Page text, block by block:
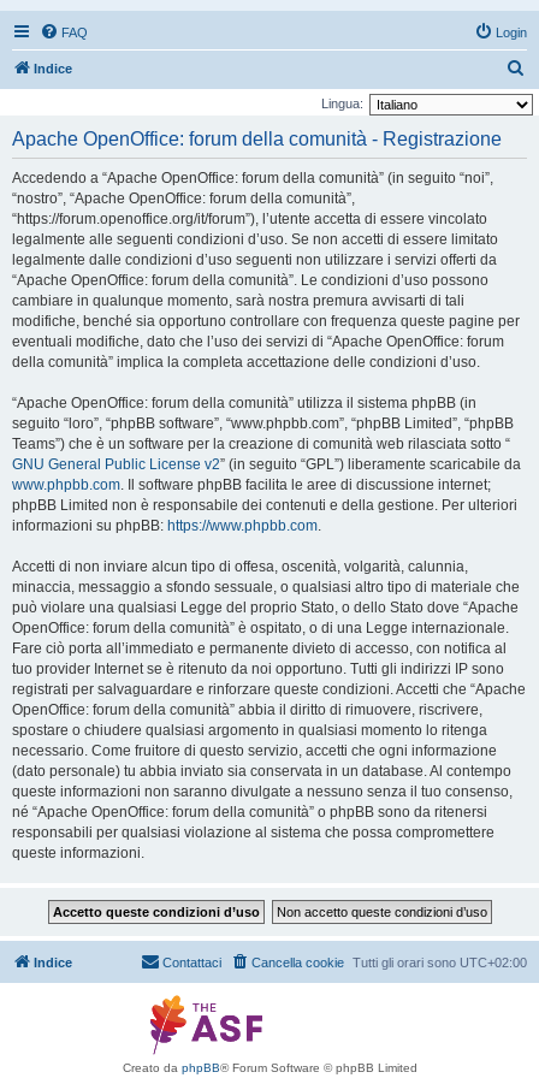
FAQ Login
Indice
e
Lingua:
Apache OpenOffice: forum della comunità - Registrazione
Accedendo a “Apache OpenOffice: forum della comunità” (in seguito “noi”,
“nostro”, “Apache OpenOffice: forum della comunità”,
“https://forum.openoffice.org/it/forum”), l’utente accetta di essere vincolato
legalmente alle seguenti condizioni d’uso. Se non accetti di essere limitato
legalmente dalle condizioni d’uso seguenti non utilizzare i servizi offerti da
“Apache OpenOffice: forum della comunità”. Le condizioni d’uso possono
cambiare in qualunque momento, sarà nostra premura avvisarti di tali
modifiche, benché sia opportuno controllare con frequenza queste pagine per
eventuali modifiche, dato che l’uso dei servizi di “Apache OpenOffice: forum
della comunità” implica la completa accettazione delle condizioni d’uso.
“Apache OpenOffice: forum della comunità” utilizza il sistema phpBB (in
seguito “loro”, “phpBB software”, “www.phpbb.com”, “phpBB Limited”, “phpBB
Teams”) che è un software per la creazione di comunità web rilasciata sotto “
GNU General Public License v2” (in seguito “GPL”) liberamente scaricabile da
www.phpbb.com. Il software phpBB facilita le aree di discussione internet;
phpBB Limited non è responsabile dei contenuti e della gestione. Per ulteriori
informazioni su phpBB: https://www.phpbb.com.
Accetti di non inviare alcun tipo di offesa, oscenità, volgarità, calunnia,
minaccia, messaggio a sfondo sessuale, o qualsiasi altro tipo di materiale che
può violare una qualsiasi Legge del proprio Stato, o dello Stato dove “Apache
OpenOffice: forum della comunità” è ospitato, o di una Legge internazionale.
Fare ciò porta all’immediato e permanente divieto di accesso, con notifica al
tuo provider Internet se è ritenuto da noi opportuno. Tutti gli indirizzi IP sono
registrati per salvaguardare e rinforzare queste condizioni. Accetti che “Apache
OpenOffice: forum della comunità” abbia il diritto di rimuovere, riscrivere,
spostare o chiudere qualsiasi argomento in qualsiasi momento lo ritenga
necessario. Come fruitore di questo servizio, accetti che ogni informazione
(dato personale) tu abbia inviato sia conservata in un database. Al contempo
queste informazioni non saranno divulgate a nessuno senza il tuo consenso,
né “Apache OpenOffice: forum della comunità” o phpBB sono da ritenersi
responsabili per qualsiasi violazione al sistema che possa compromettere
queste informazioni.
Indice Tutti gli orari sono UTC+02:00
Cancella cookie
Contattaci
Creato da phpBB® Forum Software © phpBB Limited